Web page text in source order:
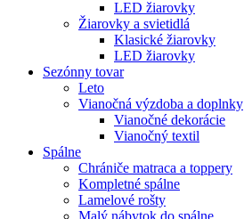
LED žiarovky
Žiarovky a svietidlá
Klasické žiarovky
LED žiarovky
Sezónny tovar
Leto
Vianočná výzdoba a doplnky
Vianočné dekorácie
Vianočný textil
Spálne
Chrániče matraca a toppery
Kompletné spálne
Lamelové rošty
Malý nábytok do spálne